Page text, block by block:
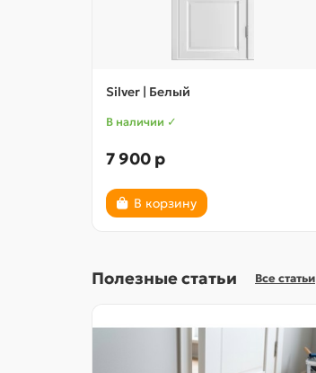
Silver | Белый
В наличии ✓
7 900 р
В корзину
Полезные статьи Все статьи